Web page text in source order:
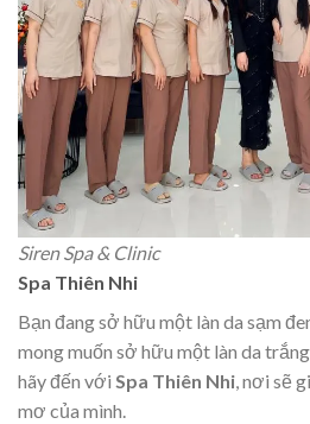
Siren Spa & Clinic
Spa Thiên Nhi
Bạn đang sở hữu một làn da sạm
mong muốn sở hữu một làn da
hãy đến với Spa Thiên Nhi, nơi sẽ
mơ của mình.